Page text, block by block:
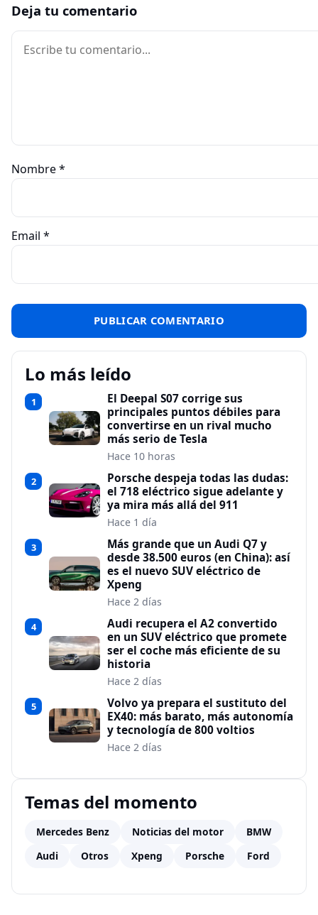
Deja tu comentario
Comentario
Nombre*
Email *
Lo más leído
1
El Deepal S07 corrige sus
principales puntos débiles para
convertirse en un rival mucho
más serio de Tesla
Hace 10 horas
2
Porsche despeja todas las dudas:
el 718 eléctrico sigue adelante y
ya mira más allá del 911
Hace 1 día
3
Más grande que un Audi Q7 y
desde 38.500 euros (en China): así
es el nuevo SUV eléctrico de
Xpeng
Hace 2 días
4
Audi recupera el A2 convertido
en un SUV eléctrico que promete
ser el coche más eficiente de su
historia
Hace 2 días
5
Volvo ya prepara el sustituto del
EX40: más barato, más autonomía
y tecnología de 800 voltios
Hace 2 días
Temas del momento
Mercedes Benz Noticias del motor
BMW
Audi
Otros Xpeng Porsche Ford